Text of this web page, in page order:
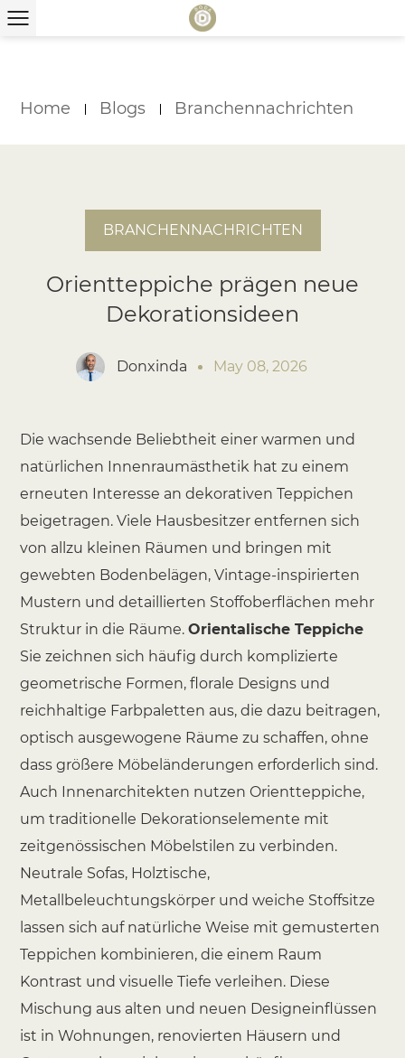
Home Blogs Branchennachrichten
BRANCHENNACHRICHTEN
Orientteppiche prägen neue
Dekorationsideen
Donxinda May 08, 2026
Die wachsende Beliebtheit einer warmen und
natürlichen Innenraumästhetik hat zu einem
erneuten Interesse an dekorativen Teppichen
beigetragen. Viele Hausbesitzer entfernen sich
von allzu kleinen Räumen und bringen mit
gewebten Bodenbelägen, Vintage-inspirierten
Mustern und detaillierten Stoffoberflächen mehr
Struktur in die Räume.Orientalische Teppiche
Sie zeichnen sich häufig durch komplizierte
geometrische Formen, florale Designs und
reichhaltige Farbpaletten aus, die dazu beitragen,
optisch ausgewogene Räume zu schaffen, ohne
dass größere Möbeländerungen erforderlich sind.
Auch Innenarchitekten nutzen Orientteppiche,
um traditionelle Dekorationselemente mit
zeitgenössischen Möbelstilen zu verbinden.
Neutrale Sofas, Holztische,
Metallbeleuchtungskörper und weiche Stoffsitze
lassen sich auf natürliche Weise mit gemusterten
Teppichen kombinieren, die einem Raum
Kontrast und visuelle Tiefe verleihen. Diese
Mischung aus alten und neuen Designeinflüssen
ist in Wohnungen, renovierten Häusern und